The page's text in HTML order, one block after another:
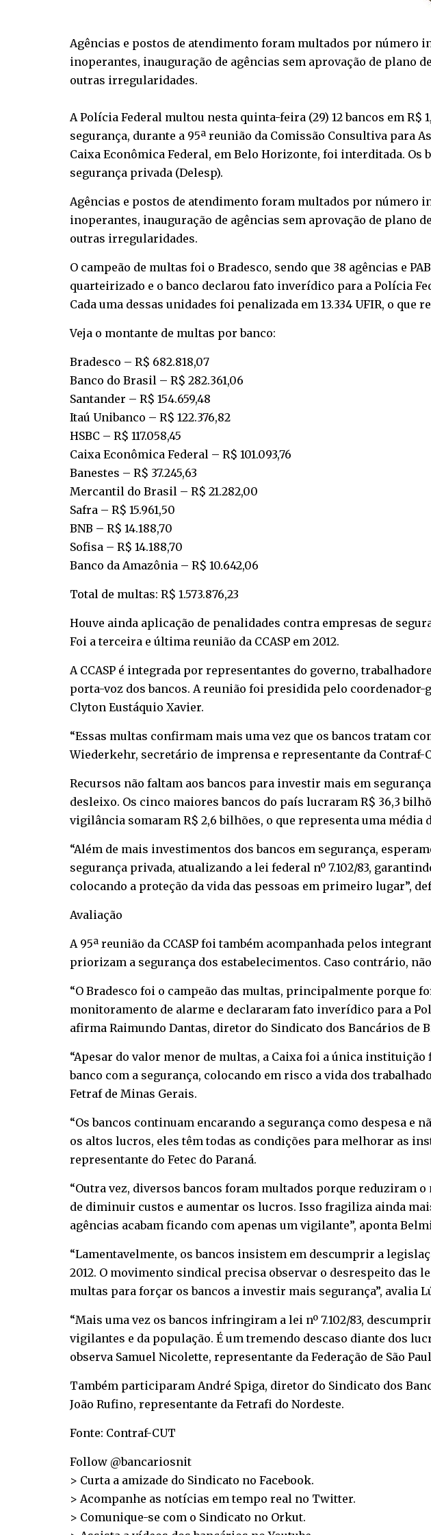
Agências e postos de atendimento foram multados por número
inoperantes, inauguração de agências sem aprovação de plano
outras irregularidades.
A Polícia Federal multou nesta quinta-feira (29) 12 bancos em
segurança, durante a 95ª reunião da Comissão Consultiva para
Caixa Econômica Federal, em Belo Horizonte, foi interditada.
segurança privada (Delesp).
Agências e postos de atendimento foram multados por número
inoperantes, inauguração de agências sem aprovação de plano
outras irregularidades.
O campeão de multas foi o Bradesco, sendo que 38 agências e
quarteirizado e o banco declarou fato inverídico para a Polícia
Cada uma dessas unidades foi penalizada em 13.334 UFIR, o que
Veja o montante de multas por banco:
Bradesco – R$ 682.818,07
Banco do Brasil – R$ 282.361,06
Santander – R$ 154.659,48
Itaú Unibanco – R$ 122.376,82
HSBC – R$ 117.058,45
Caixa Econômica Federal – R$ 101.093,76
Banestes – R$ 37.245,63
Mercantil do Brasil – R$ 21.282,00
Safra – R$ 15.961,50
BNB – R$ 14.188,70
Sofisa – R$ 14.188,70
Banco da Amazônia – R$ 10.642,06
Total de multas: R$ 1.573.876,23
Houve ainda aplicação de penalidades contra empresas de
Foi a terceira e última reunião da CCASP em 2012.
A CCASP é integrada por representantes do governo,
porta-voz dos bancos. A reunião foi presidida pelo coordenador-
Clyton Eustáquio Xavier.
“Essas multas confirmam mais uma vez que os bancos tratam
Wiederkehr, secretário de imprensa e representante da Contraf-
Recursos não faltam aos bancos para investir mais em
desleixo. Os cinco maiores bancos do país lucraram R$ 36,3
vigilância somaram R$ 2,6 bilhões, o que representa uma média
“Além de mais investimentos dos bancos em segurança,
segurança privada, atualizando a lei federal nº 7.102/83,
colocando a proteção da vida das pessoas em primeiro lugar”,
Avaliação
A 95ª reunião da CCASP foi também acompanhada pelos
priorizam a segurança dos estabelecimentos. Caso contrário,
“O Bradesco foi o campeão das multas, principalmente porque
monitoramento de alarme e declararam fato inverídico para a
afirma Raimundo Dantas, diretor do Sindicato dos Bancários de
“Apesar do valor menor de multas, a Caixa foi a única
banco com a segurança, colocando em risco a vida dos
Fetraf de Minas Gerais.
“Os bancos continuam encarando a segurança como despesa e
os altos lucros, eles têm todas as condições para melhorar as
representante do Fetec do Paraná.
“Outra vez, diversos bancos foram multados porque reduziram
de diminuir custos e aumentar os lucros. Isso fragiliza ainda
agências acabam ficando com apenas um vigilante”, aponta
“Lamentavelmente, os bancos insistem em descumprir a
2012. O movimento sindical precisa observar o desrespeito das
multas para forçar os bancos a investir mais segurança”, avalia
“Mais uma vez os bancos infringiram a lei nº 7.102/83,
vigilantes e da população. É um tremendo descaso diante dos
observa Samuel Nicolette, representante da Federação de São
Também participaram André Spiga, diretor do Sindicato dos
João Rufino, representante da Fetrafi do Nordeste.
Fonte: Contraf-CUT
Follow @bancariosnit
> Curta a amizade do Sindicato no Facebook.
> Acompanhe as notícias em tempo real no Twitter.
> Comunique-se com o Sindicato no Orkut.